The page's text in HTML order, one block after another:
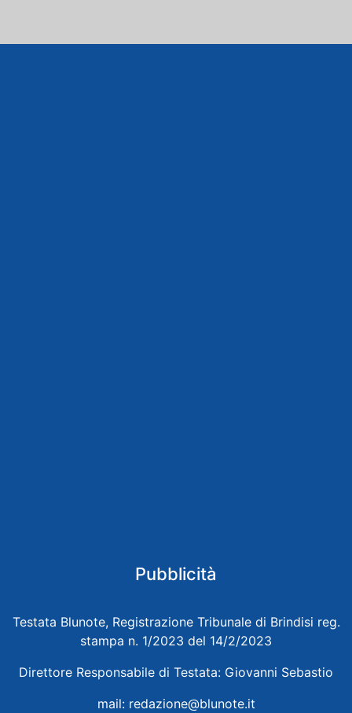
Pubblicità
Testata Blunote, Registrazione Tribunale di Brindisi reg.
stampa n. 1/2023 del 14/2/2023
Direttore Responsabile di Testata: Giovanni Sebastio
mail: redazione@blunote.it